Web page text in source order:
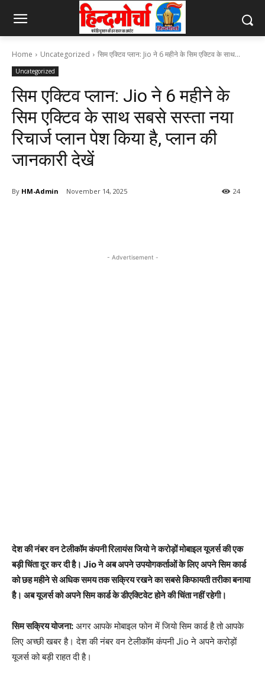
Home Uncategorized सिम एक्टिव प्लान: Jio ने 6 महीने के सिम एक्टिव के साथ...
Uncategorized
सिम एक्टिव प्लान: Jio ने 6 महीने के
सिम एक्टिव के साथ सबसे सस्ता नया
रिचार्ज प्लान पेश किया है, प्लान की
जानकारी देखें
By HM-Admin November 14, 2025 24
- Advertisement -
देश की नंबर वन टेलीकॉम कंपनी रिलायंस जियो ने करोड़ों मोबाइल यूजर्स की एक
बड़ी चिंता दूर कर दी है। Jio ने अब अपने उपयोगकर्ताओं के लिए अपने सिम कार्ड
को छह महीने से अधिक समय तक सक्रिय रखने का सबसे किफायती तरीका बनाया
है। अब यूजर्स को अपने सिम कार्ड के डीएक्टिवेट होने की चिंता नहीं रहेगी।
सिम सक्रिय योजना: अगर आपके मोबाइल फोन में जियो सिम कार्ड है तो आपके
लिए अच्छी खबर है। देश की नंबर वन टेलीकॉम कंपनी Jio ने अपने करोड़ों
यूजर्स को बड़ी राहत दी है।